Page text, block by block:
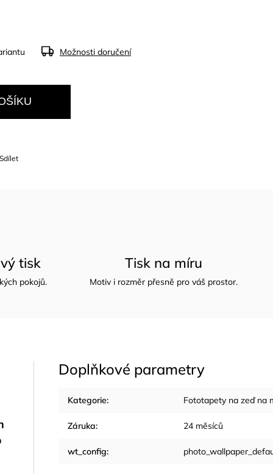
Možnosti doručení
Sdílet
tisk
pokojů.
Tisk na míru
Motiv i rozměr přesně pro váš prostor.
Doplňkové parametry
Kategorie: Fototapety na zeď na
Záruka: 24 měsíců
wt_config: